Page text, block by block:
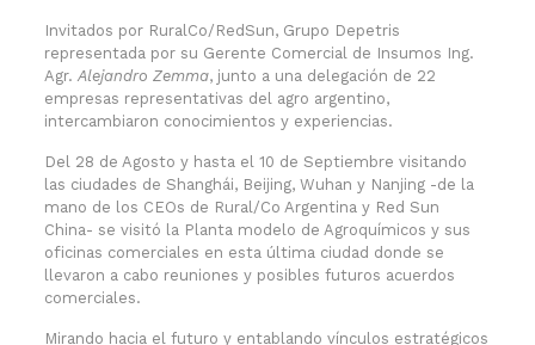
Invitados por RuralCo/RedSun, Grupo Depetris
representada por su Gerente Comercial de Insumos Ing.
Agr. Alejandro Zemma, junto a una delegación de 22
empresas representativas del agro argentino,
intercambiaron conocimientos y experiencias.
Del 28 de Agosto y hasta el 10 de Septiembre visitando
las ciudades de Shanghái, Beijing, Wuhan y Nanjing -de la
mano de los CEOs de Rural/Co Argentina y Red Sun
China- se visitó la Planta modelo de Agroquímicos y sus
oficinas comerciales en esta última ciudad donde se
llevaron a cabo reuniones y posibles futuros acuerdos
comerciales.
Mirando hacia el futuro y entablando vínculos estratégicos